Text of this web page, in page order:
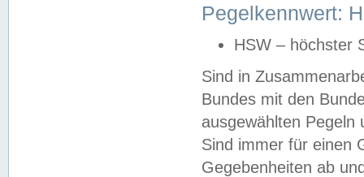
Pegelkennwert:
HSW – höchster
Sind in
Bundes mit den
ausgewählten
Sind immer für einen
Gegebenheiten ab